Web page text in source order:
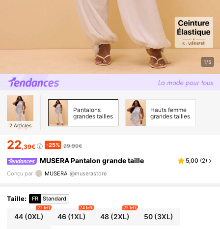
1/5
2 Articles
Pantalons
grandes tailles
Hauts femme
grandes tailles
22,39€ -25% 29,99€
MUSERA Pantalon grande taille 5,00 (2)
Conçu par MUSERA @muserastore
Taille: FR Standard
44(0XL)
22 left
46 (1XL)
24 left
48(2XL)
25 left
50(3XL)